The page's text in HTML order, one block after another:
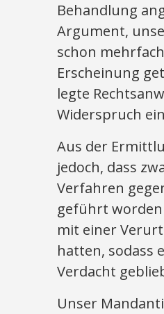
Behandlung
Argument,
schon
Erscheinung
legte
Widerspruch
Aus der
jedoch, dass
Verfahren
geführt
mit einer
hatten, sodass
Verdacht
Unser